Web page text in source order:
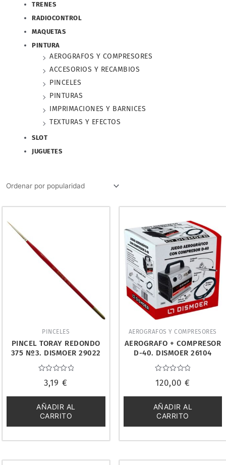
TRENES
RADIOCONTROL
MAQUETAS
PINTURA
AEROGRAFOS Y COMPRESORES
ACCESORIOS Y RECAMBIOS
PINCELES
PINTURAS
IMPRIMACIONES Y BARNICES
TEXTURAS Y EFECTOS
SLOT
JUGUETES
PINCELES
PINCEL TORAY REDONDO
375 Nº3. DISMOER 29022
con
de
5
3,19€
AÑADIR AL
CARRITO
AEROGRAFOS Y COMPRESORES
AEROGRAFO + COMPRESOR
D-40. DISMOER 26104
con
de
5
120,00 €
AÑADIR AL
CARRITO